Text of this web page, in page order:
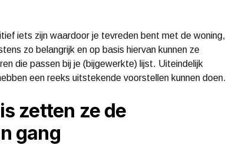
iets zijn waardoor je tevreden bent met de woning,
zo belangrijk en op basis hiervan kunnen ze
die passen bij je (bijgewerkte) lijst. Uiteindelijk
een reeks uitstekende voorstellen kunnen doen.
zetten ze de
gang